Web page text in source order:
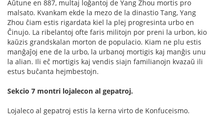
Aŭtune en 887, multaj loĝantoj de Yang Zhou mortis pro
malsato. Kvankam ekde la mezo de la dinastio Tang, Yang
Zhou ĉiam estis rigardata kiel la plej progresinta urbo en
Ĉinujo. La ribelantoj ofte faris militojn por preni la urbon, kio
kaŭzis grandskalan morton de populacio. Kiam ne plu estis
manĝaĵoj ene de la urbo, la urbanoj mortigis kaj manĝis unu
la alian. Ili eĉ mortigis kaj vendis siajn familianojn kvazaŭ ili
estus buĉanta hejmbestojn.
Sekcio 7 montri lojalecon al gepatroj.
Lojaleco al gepatroj estis la kerna virto de Konfuceismo.